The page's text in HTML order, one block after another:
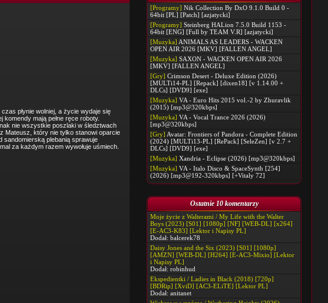
[Programy] Nik Collection By DxO 9.1.0 Build 0 -
64bit [PL] [Patch] [azjatycki]
[Programy] Steinberg HALion 7.5.0 Build 1153 -
64bit [ENG] [Full by TEAM V.R] [azjatycki]
[Muzyka] ANIMALS AS LEADERS - WACKEN
OPEN AIR 2026 [MKV] [FALLEN ANGEL]
[Muzyka] SAXON - WACKEN OPEN AIR 2026
[MKV] [FALLEN ANGEL]
[Gry] Crimson Desert - Deluxe Edition (2026)
[MULTi14-PL] [Repack] [dixen18] [v 1.14.00 +
DLCs] [DVD9] [exe]
[Muzyka] VA - Euro Hits 2015 vol.-2 by Zhuravlik
(2015) [mp3@320kbps]
[Muzyka] VA - Vocal Trance 2026 (2026)
[mp3@320kbps]
[Gry] Avatar: Frontiers of Pandora - Complete Edition
(2024) [MULTi13-PL] [RePack] [SeleZen] [v 2.7 +
DLCs] [DVD9] [exe]
[Muzyka] Xandria - Eclipse (2026) [mp3@320kbps]
[Muzyka] VA - Italo Disco & SpaceSynth [254]
(2026) [mp3@192-320kbps] [+Vitaly 72]
Ostatnie 10 komentarzy
Moje życie z Walterami / My Life with the Walter
Boys (2023) [S01] [1080p] [NF] [WEB-DL] [x264]
[E-AC3-K83] [Lektor i Napisy PL]
Dodał: balcerek78
Daisy Jones and the Six (2023) [S01] [1080p]
[AMZN] [WEB-DL] [H264] [E-AC3-Mixio] [Lektor
i Napisy PL]
Dodał: robinhud
Ekspedientki / Ladies in Black (2018) [720p]
[BDRip] [XviD] [AC3-ELiTE] [Lektor PL]
Dodał: anitanet
płynie wolniej, a życie wydaje się
mają pełne ręce roboty.
nie wszystkie poszlaki w śledztwach
Mateusz, który nie tylko stanowi oparcie
sandomierską plebanią sprawuje
za każdym razem wywołuje uśmiech.